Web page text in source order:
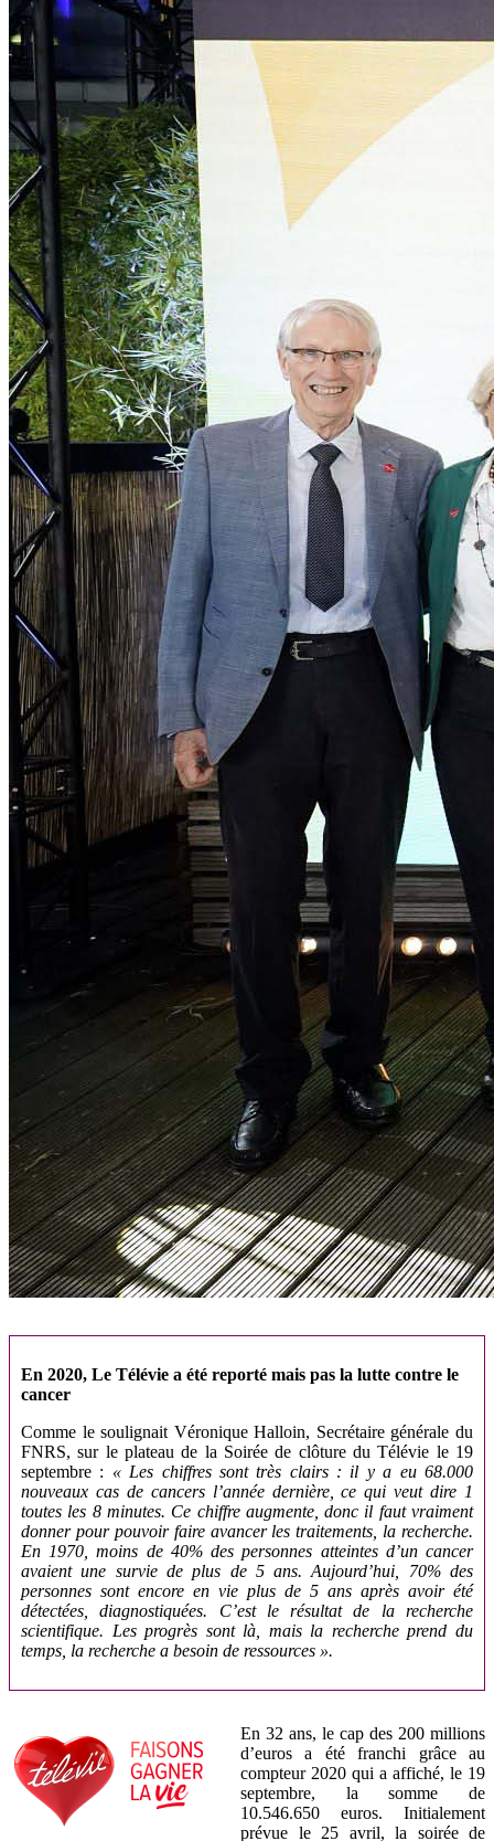
En 2020, Le Télévie a été reporté mais pas la lutte contre le
cancer
Comme le soulignait Véronique Halloin, Secrétaire générale du
FNRS, sur le plateau de la Soirée de clôture du Télévie le 19
septembre : « Les chiffres sont très clairs : il y a eu 68.000
nouveaux cas de cancers l’année dernière, ce qui veut dire 1
toutes les 8 minutes. Ce chiffre augmente, donc il faut vraiment
donner pour pouvoir faire avancer les traitements, la recherche.
En 1970, moins de 40% des personnes atteintes d’un cancer
avaient une survie de plus de 5 ans. Aujourd’hui, 70% des
personnes sont encore en vie plus de 5 ans après avoir été
détectées, diagnostiquées. C’est le résultat de la recherche
scientifique. Les progrès sont là, mais la recherche prend du
temps, la recherche a besoin de ressources ».
En 32 ans, le cap des 200 millions
d’euros a été franchi grâce au
compteur 2020 qui a affiché, le 19
septembre, la somme de
10.546.650 euros. Initialement
prévue le 25 avril, la soirée de